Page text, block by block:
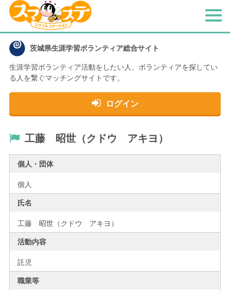
茨城県生涯学習ボランティア総合サイト
生涯学習ボランティア活動をしたい人、 ボランティアを探してい
る人を繋ぐマッチングサイトです。
ログイン
メ
工藤 昭世（クドウ アキヨ）
個人・団体
個人
氏名
工藤 昭世（クドウ アキヨ）
活動内容
託児
職業等